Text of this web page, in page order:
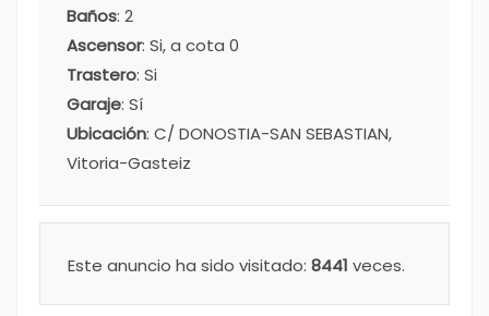
Baños: 2
Ascensor: Si, a cota 0
Trastero: Si
Garaje: Sí
Ubicación: C/ DONOSTIA-SAN SEBASTIAN,
Vitoria-Gasteiz
Este anuncio ha sido visitado: 8441 veces.